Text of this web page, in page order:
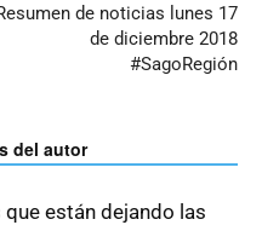
de noticias lunes 17
de diciembre 2018
#SagoRegión
del autor
están dejando las